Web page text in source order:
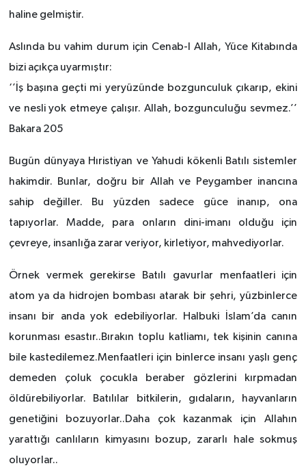
haline gelmiştir.
Aslında bu vahim durum için Cenab-I Allah, Yüce Kitabında
bizi açıkça uyarmıştır:
‘’İş başına geçti mi yeryüzünde bozgunculuk çıkarıp, ekini
ve nesli yok etmeye çalışır. Allah, bozgunculuğu sevmez.’’
Bakara 205
Bugün dünyaya Hıristiyan ve Yahudi kökenli Batılı sistemler
hakimdir. Bunlar, doğru bir Allah ve Peygamber inancına
sahip değiller. Bu yüzden sadece güce inanıp, ona
tapıyorlar. Madde, para onların dini-imanı olduğu için
çevreye, insanlığa zarar veriyor, kirletiyor, mahvediyorlar.
Örnek vermek gerekirse Batılı gavurlar menfaatleri için
atom ya da hidrojen bombası atarak bir şehri, yüzbinlerce
insanı bir anda yok edebiliyorlar. Halbuki İslam’da canın
korunması esastır..Bırakın toplu katliamı, tek kişinin canına
bile kastedilemez.Menfaatleri için binlerce insanı yaşlı genç
demeden çoluk çocukla beraber gözlerini kırpmadan
öldürebiliyorlar. Batılılar bitkilerin, gıdaların, hayvanların
genetiğini bozuyorlar..Daha çok kazanmak için Allahın
yarattığı canlıların kimyasını bozup, zararlı hale sokmuş
oluyorlar..